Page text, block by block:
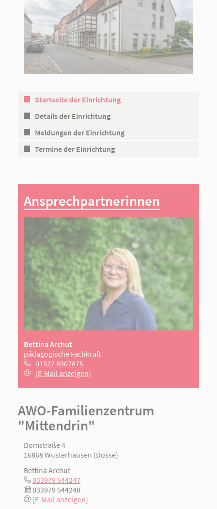
Startseite der Einrichtung
Details der Einrichtung
Meldungen der Einrichtung
Termine der Einrichtung
Ansprechpartnerinnen
Bettina Archut
pädagogische Fachkraft
01522 8907875
[E-Mail anzeigen]
AWO-Familienzentrum
"Mittendrin"
Domstraße 4
16868 Wusterhausen (Dosse)
Bettina Archut
033979 544247
033979 544248
[E-Mail anzeigen]